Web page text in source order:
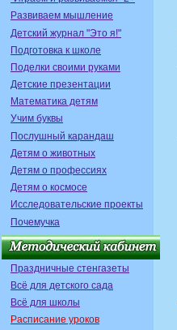
Развиваем мышление
Детский журнал "Это я!"
Подготовка к школе
Поделки своими руками
Детские презентации
Математика детям
Учим буквы
Послушный карандаш
Детям о животных
Детям о профессиях
Детям о космосе
Исследовательские проекты
Почемучка
Праздничные стенгазеты
Всё для детского сада
Всё для школы
Расписание уроков